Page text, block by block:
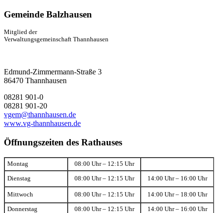
Gemeinde Balzhausen
Mitglied der
Verwaltungsgemeinschaft Thannhausen
Edmund-Zimmermann-Straße 3
86470 Thannhausen
08281 901-0
08281 901-20
vgem@thannhausen.de
www.vg-thannhausen.de
Öffnungszeiten des Rathauses
Montag 08:00 Uhr – 12:15 Uhr
Dienstag 08:00 Uhr – 12:15 Uhr 14:00 Uhr – 16:00 Uhr
Mittwoch 08:00 Uhr – 12:15 Uhr 14:00 Uhr – 18:00 Uhr
Donnerstag 08:00 Uhr – 12:15 Uhr 14:00 Uhr – 16:00 Uhr